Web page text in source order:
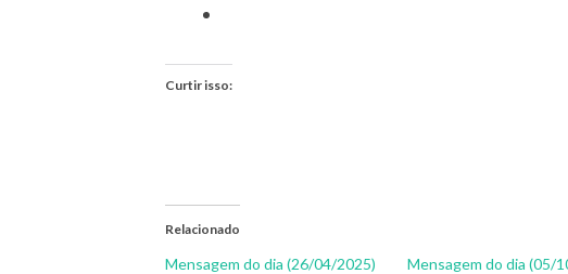
Curtir isso:
Relacionado
Mensagem do dia (26/04/2025)
Mensagem do dia (05/